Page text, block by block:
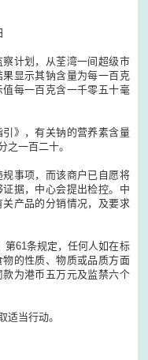
计划，从荃湾一间超级市
显示其钠含量为每一百克
每一百克含一千零五十毫
》，有关钠的营养素含量
之一百二十。
事项，而该商户已自愿将
据，中心会提出检控。中
产品的分销情况，及要求
第61条规定，任何人如在标
的性质、物质或品质方面
为港币五万元及监禁六个
适当行动。